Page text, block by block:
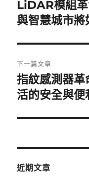
導
覽
上
一
文
章:
LiDAR模組
與智慧城市
下一篇文章
下
一
文
指紋感測器
活的安全與便
近期文章